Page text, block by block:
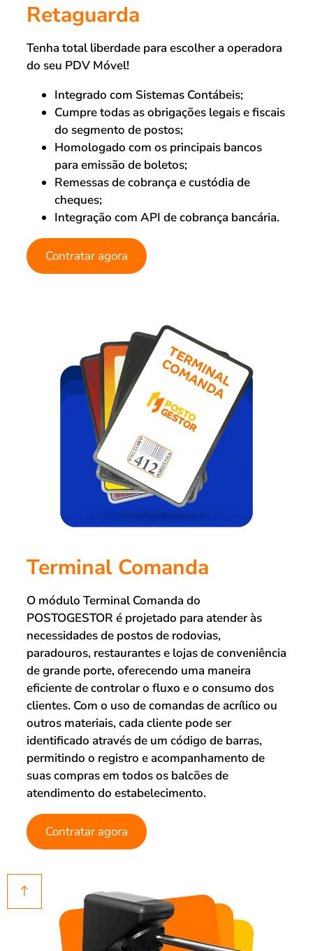
Retaguarda
Tenha total liberdade para escolher a operadora
do seu PDV Móvel!
Integrado com Sistemas Contábeis;
Cumpre todas as obrigações legais e fiscais
do segmento de postos;
Homologado com os principais bancos
para emissão de boletos;
Remessas de cobrança e custódia de
cheques;
Integração com API de cobrança bancária.
Contratar agora
Terminal Comanda
O módulo Terminal Comanda do
POSTOGESTOR é projetado para atender às
necessidades de postos de rodovias,
paradouros, restaurantes e lojas de conveniência
de grande porte, oferecendo uma maneira
eficiente de controlar o fluxo e o consumo dos
clientes. Com o uso de comandas de acrílico ou
outros materiais, cada cliente pode ser
identificado através de um código de barras,
permitindo o registro e acompanhamento de
suas compras em todos os balcões de
atendimento do estabelecimento.
Contratar agora